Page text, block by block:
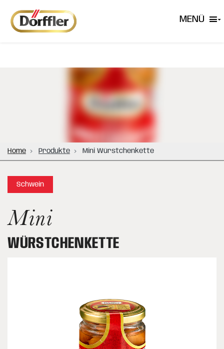
MENÜ
Home Produkte Mini Würstchenkette
Schwein
Mini
WÜRSTCHENKETTE